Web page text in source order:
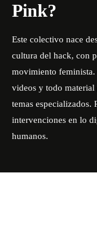
Pink?
Este colectivo nace
cultura del hack, con
movimiento feminista.
videos y todo material
temas especializados.
intervenciones en lo
humanos.